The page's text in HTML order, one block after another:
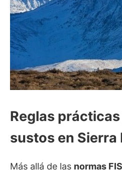
Reglas
sustos en Sierra
Más allá de las normas